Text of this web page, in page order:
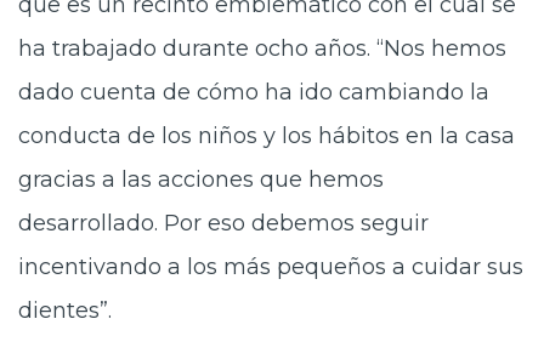
ha trabajado durante ocho años. “Nos hemos
dado cuenta de cómo ha ido cambiando la
conducta de los niños y los hábitos en la casa
gracias a las acciones que hemos
desarrollado. Por eso debemos seguir
incentivando a los más pequeños a cuidar sus
dientes”.